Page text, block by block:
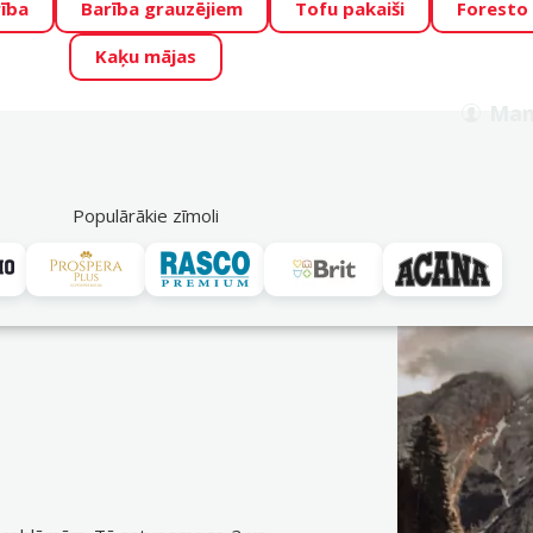
Zoo piedāvā lieliskas cenas mīluļu TOP barībām! 🍖 →
ŪSAIŅI”! Varbūt tieši Tavs mīlulis būs 2027. gada
Barība grauzējiem Tofu pakaiši
Foresto
Kaķu mājas
Populārākie zīmoli
Akciju piedāvājumi
Ontario
ērti DinoZoo e-veikalā jau tagad! Bezmaksas piegāde no